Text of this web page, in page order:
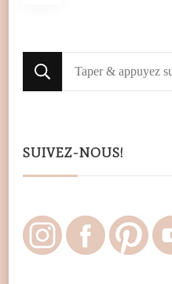
articles
Looking
for
SUIVEZ-NOUS!